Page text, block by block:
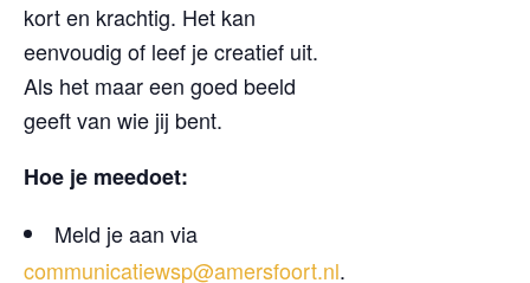
kort en krachtig. Het kan
eenvoudig of leef je creatief uit.
Als het maar een goed beeld
geeft van wie jij bent.
Hoe je meedoet:
Meld je aan via
communicatiewsp@amersfoort.nl.